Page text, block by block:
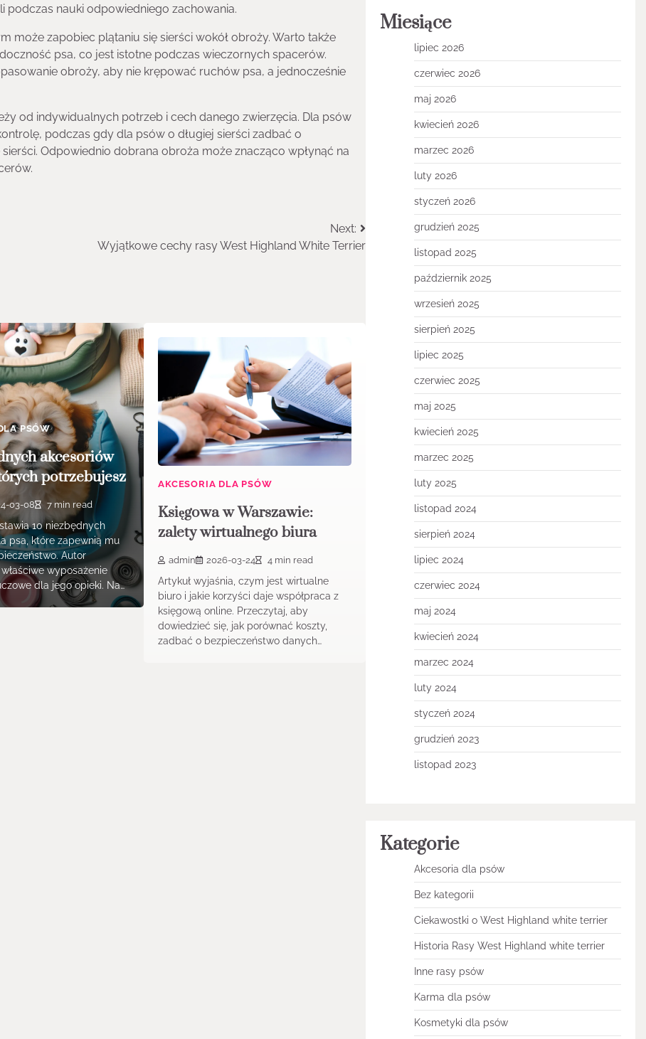
nauki odpowiedniego zachowania.
może zapobiec plątaniu się sierści wokół obroży. Warto także
psa, co jest istotne podczas wieczornych spacerów.
obroży, aby nie krępować ruchów psa, a jednocześnie
od indywidualnych potrzeb i cech danego zwierzęcia. Dla psów
podczas gdy dla psów o długiej sierści zadbać o
Odpowiednio dobrana obroża może znacząco wpłynąć na
Next:
Wyjątkowe cechy rasy West Highland White Terrier
PSÓW
akcesoriów
potrzebujesz
03-08 7 min read
10 niezbędnych
psa, które zapewnią mu
Autor
wyposażenie
dla jego opieki. Na…
AKCESORIA DLA PSÓW
Księgowa w Warszawie:
zalety wirtualnego biura
admin 2026-03-24 4 min read
Artykuł wyjaśnia, czym jest wirtualne
biuro i jakie korzyści daje współpraca z
księgową online. Przeczytaj, aby
dowiedzieć się, jak porównać koszty,
zadbać o bezpieczeństwo danych…
Miesiące
lipiec 2026
czerwiec 2026
maj 2026
kwiecień 2026
marzec 2026
luty 2026
styczeń 2026
grudzień 2025
listopad 2025
październik 2025
wrzesień 2025
sierpień 2025
lipiec 2025
czerwiec 2025
maj 2025
kwiecień 2025
marzec 2025
luty 2025
listopad 2024
sierpień 2024
lipiec 2024
czerwiec 2024
maj 2024
kwiecień 2024
marzec 2024
luty 2024
styczeń 2024
grudzień 2023
listopad 2023
Kategorie
Akcesoria dla psów
Bez kategorii
Ciekawostki o West Highland white terrier
Historia Rasy West Highland white terrier
Inne rasy psów
Karma dla psów
Kosmetyki dla psów